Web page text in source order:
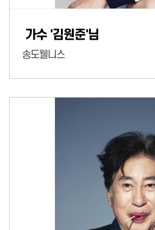
가수 '김원준'님
송도웰니스